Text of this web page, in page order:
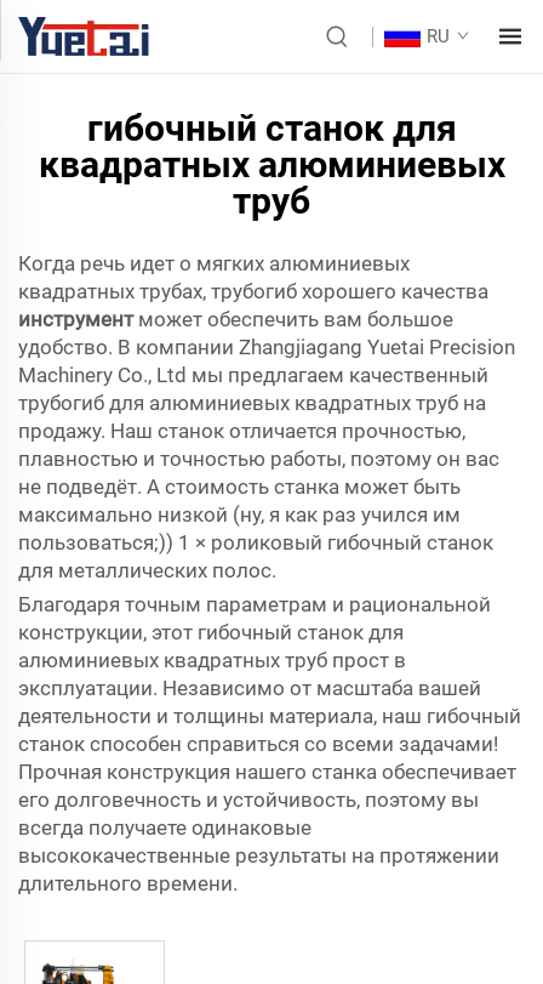
RU
гибочный станок для
квадратных алюминиевых
труб
Когда речь идет о мягких алюминиевых
квадратных трубах, трубогиб хорошего качества
инструмент может обеспечить вам большое
удобство. В компании Zhangjiagang Yuetai Precision
Machinery Co., Ltd мы предлагаем качественный
трубогиб для алюминиевых квадратных труб на
продажу. Наш станок отличается прочностью,
плавностью и точностью работы, поэтому он вас
не подведёт. А стоимость станка может быть
максимально низкой (ну, я как раз учился им
пользоваться;)) 1 × роликовый гибочный станок
для металлических полос.
Благодаря точным параметрам и рациональной
конструкции, этот гибочный станок для
алюминиевых квадратных труб прост в
эксплуатации. Независимо от масштаба вашей
деятельности и толщины материала, наш гибочный
станок способен справиться со всеми задачами!
Прочная конструкция нашего станка обеспечивает
его долговечность и устойчивость, поэтому вы
всегда получаете одинаковые
высококачественные результаты на протяжении
длительного времени.